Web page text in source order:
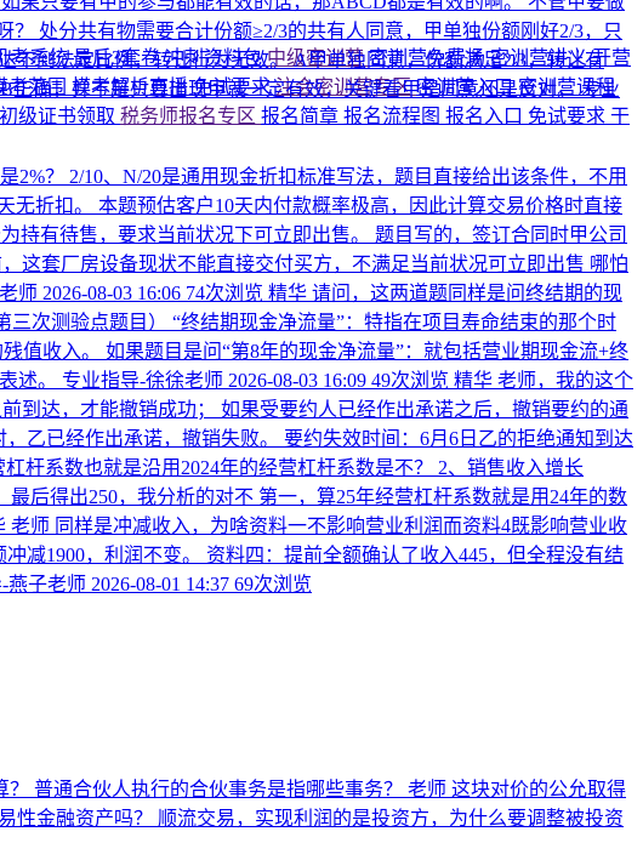
考系统最后3套卷冲刺资料包中级密训营密训营免费场密训营讲义开营
考范围 模考解析直播免试要求注会密训营专区密训营入口密训营课程
初级证书领取 税务师报名专区 报名简章 报名流程图 报名入口 免试要求 干
？ 处分共有物需要合计份额≥2/3的共有人同意，甲单独份额刚好2/3，只
到法定比例，转让行为无效。 A甲单独同意，份额满足2/3，转让有
确，并不是只要出现甲就一定有效，关键看甲是同意还是反对。专业
2%？ 2/10、N/20是通用现金折扣标准写法，题目直接给出该条件，不用
无折扣。 本题预估客户10天内付款概率极高，因此计算交易价格时直接
持有待售，要求当前状况下可立即出售。 题目写的，签订合同时甲公司
这套厂房设备现状不能直接交付买方，不满足当前状况可立即出售 哪怕
师 2026-08-03 16:06 74次浏览 精华 请问，这两道题同样是问终结期的现
三次测验点题目） “终结期现金净流量”：特指在项目寿命结束的那个时
值收入。 如果题目是问“第8年的现金净流量”：就包括营业期现金流+终
述。
专业指导-徐徐老师 2026-08-03 16:09 49次浏览 精华 老师，我的这个
到达，才能撤销成功； 如果受要约人已经作出承诺之后，撤销要约的通
乙已经作出承诺，撤销失败。 要约失效时间：6月6日乙的拒绝通知到达
杆系数也就是沿用2024年的经营杠杆系数是不？ 2、销售收入增长
最后得出250，我分析的对不 第一，算25年经营杠杆系数就是用24年的数
老师 同样是冲减收入，为啥资料一不影响营业利润而资料4既影响营业收
减1900，利润不变。 资料四：提前全额确认了收入445，但全程没有结
燕子老师 2026-08-01 14:37 69次浏览
？ 普通合伙人执行的合伙事务是指哪些事务？ 老师 这块对价的公允取得
性金融资产吗？ 顺流交易，实现利润的是投资方，为什么要调整被投资